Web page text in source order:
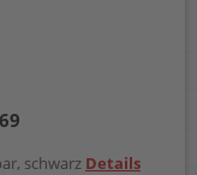
schwarz Details